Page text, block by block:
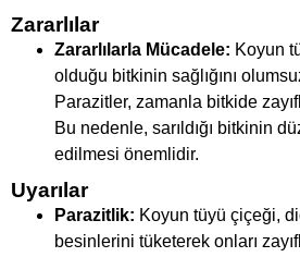
Zararlılar
Zararlılarla Mücadele: Koyun
olduğu bitkinin sağlığını
Parazitler, zamanla bitkide
Bu nedenle, sarıldığı bitkinin
edilmesi önemlidir.
Uyarılar
Parazitlik: Koyun tüyü çiçeği,
besinlerini tüketerek onları